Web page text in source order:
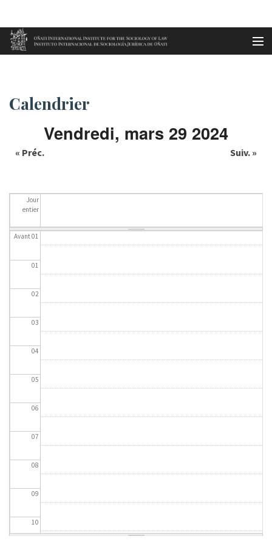
Aller au contenu principal
Accueil Calendrier
Calendrier
Vendredi, mars 29 2024
« Préc. Suiv. »
Jour
entier
Avant 01
01
02
03
04
05
06
07
08
09
10